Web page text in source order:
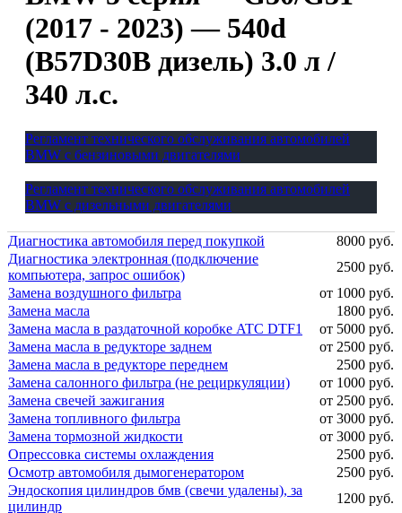
(2017 - 2023) — 540d
(B57D30B дизель) 3.0 л /
340 л.с.
Регламент технического обслуживания автомобилей
BMW с бензиновыми двигателями
Регламент технического обслуживания автомобилей
BMW с дизельными двигателями
Диагностика автомобиля перед покупкой
8000 руб.
Диагностика электронная (подключение
компьютера, запрос ошибок)
2500 руб.
Замена воздушного фильтра
от 1000 руб.
Замена масла
1800 руб.
Замена масла в раздаточной коробке ATC DTF1
от 5000 руб.
Замена масла в редукторе заднем
от 2500 руб.
Замена масла в редукторе переднем
2500 руб.
Замена салонного фильтра (не рециркуляции)
от 1000 руб.
Замена свечей зажигания
от 2500 руб.
Замена топливного фильтра
от 3000 руб.
Замена тормозной жидкости
от 3000 руб.
Опрессовка системы охлаждения
2500 руб.
Осмотр автомобиля дымогенератором
2500 руб.
Эндоскопия цилиндров бмв (свечи удалены), за
цилиндр
1200 руб.